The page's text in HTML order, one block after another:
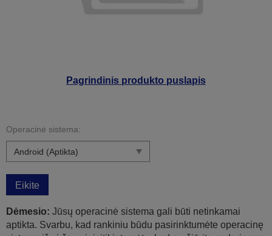
Pagrindinis produkto puslapis
Operacinė sistema:
Eikite
Dėmesio: Jūsų operacinė sistema gali būti netinkamai
aptikta. Svarbu, kad rankiniu būdu pasirinktumėte operacinę